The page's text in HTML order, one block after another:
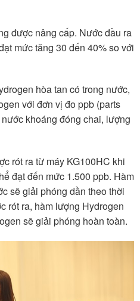
được nâng cấp. Nước đầu ra
mức tăng 30 đến 40% so với
hòa tan có trong nước,
với đơn vị đo ppb (parts
khoáng đóng chai, lượng
rót ra từ máy KG100HC khi
đạt đến mức 1.500 ppb. Hàm
sẽ giải phóng dần theo thời
rót ra, hàm lượng Hydrogen
sẽ giải phóng hoàn toàn.